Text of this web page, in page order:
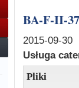
BA-F-II-
2015-09-30
Usługa
Pliki